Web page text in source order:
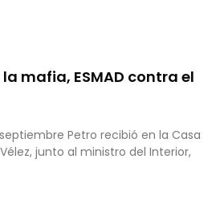
mafia, ESMAD contra el
Petro recibió en la Casa
junto al ministro del Interior,